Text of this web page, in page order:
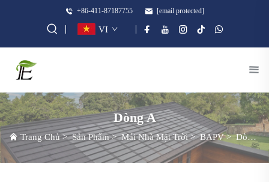
+86-411-87187755 [email protected]
VI
Dòng A
Trang Chủ>Sản Phẩm>Mái Nhà Mặt Trời>BAPV>Dòng A